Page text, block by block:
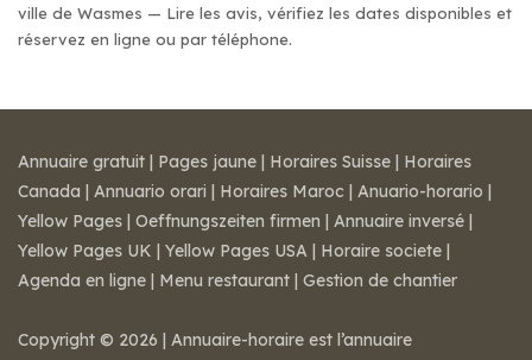
ville de Wasmes — Lire les avis, vérifiez les dates disponibles et
réservez en ligne ou par téléphone.
Annuaire gratuit | Pages jaune | Horaires Suisse | Horaires
Canada | Annuario orari | Horaires Maroc | Anuario-horario |
Yellow Pages | Oeffnungszeiten firmen | Annuaire inversé |
Yellow Pages UK | Yellow Pages USA | Horaire societe |
Agenda en ligne | Menu restaurant | Gestion de chantier
Copyright © 2026 | Annuaire-horaire est l’annuaire